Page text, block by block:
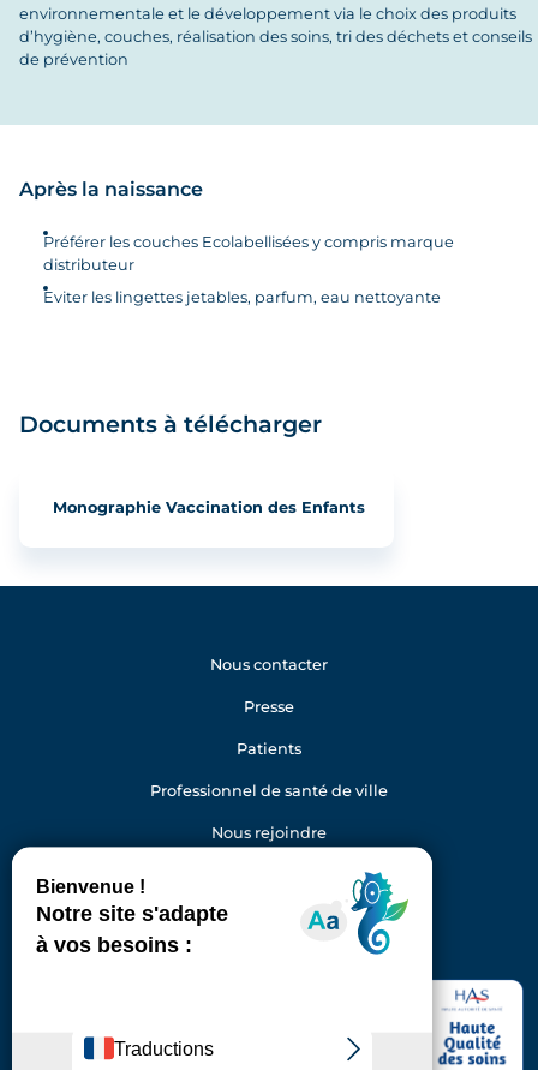
environnementale et le développement via le choix des produits
d’hygiène, couches, réalisation des soins, tri des déchets et conseils
de prévention
Après la naissance
Préférer les couches Ecolabellisées y compris marque
distributeur
Eviter les lingettes jetables, parfum, eau nettoyante
Documents à télécharger
Monographie Vaccination des Enfants
92150 Suresnes
Standard : 01 46 25 20 00
Nous contacter
Presse
Patients
Professionnel de santé de ville
Nous rejoindre
LinkedInInstagram